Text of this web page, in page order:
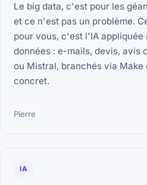
Le big data, c'est pour les
et ce n'est pas un problème.
pour vous, c'est l'IA
données : e-mails, devis, avis
ou Mistral, branchés via
concret.
Pierre
IA